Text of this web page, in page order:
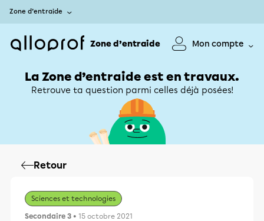
Zone d’entraide
Zone d’entraide Mon compte
La Zone d’entraide est en travaux.
Retrouve ta question parmi celles déjà posées!
Retour
Sciences et technologies
Secondaire 3 • 15 octobre 2021